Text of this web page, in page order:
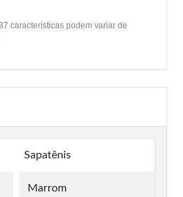
características podem variar de
Sapatênis
Marrom